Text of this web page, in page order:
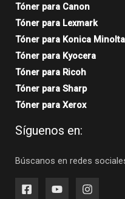
Tóner para Canon
Tóner para Lexmark
Tóner para Konica Minolta
Tóner para Kyocera
Tóner para Ricoh
Tóner para Sharp
Tóner para Xerox
Síguenos en:
Búscanos en redes